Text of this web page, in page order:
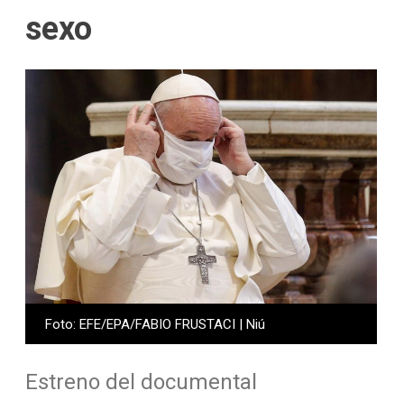
sexo
Foto: EFE/EPA/FABIO FRUSTACI | Niú
Estreno del documental